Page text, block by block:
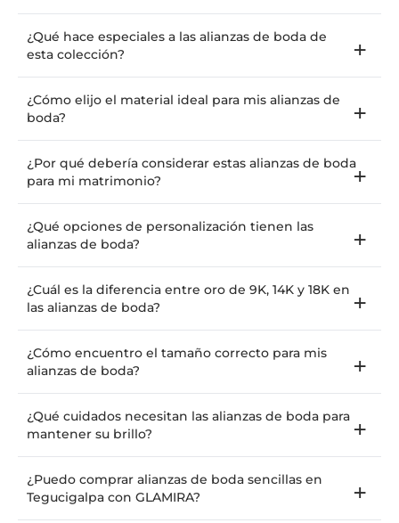
¿Qué hace especiales a las alianzas de boda de
esta colección?
¿Cómo elijo el material ideal para mis alianzas de
boda?
¿Por qué debería considerar estas alianzas de boda
para mi matrimonio?
¿Qué opciones de personalización tienen las
alianzas de boda?
¿Cuál es la diferencia entre oro de 9K, 14K y 18K en
las alianzas de boda?
¿Cómo encuentro el tamaño correcto para mis
alianzas de boda?
¿Qué cuidados necesitan las alianzas de boda para
mantener su brillo?
¿Puedo comprar alianzas de boda sencillas en
Tegucigalpa con GLAMIRA?